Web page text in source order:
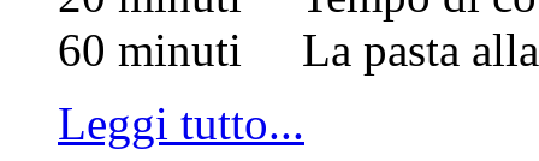
60 minuti La pasta
Leggi tutto...